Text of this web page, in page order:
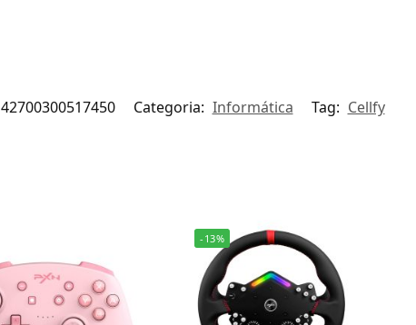
42700300517450 Categoria: Informática Tag: Cellfy
-13%